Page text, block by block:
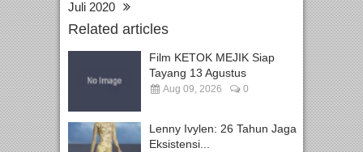
Juli 2020
Related articles
Film KETOK MEJIK Siap
Tayang 13 Agustus
Aug 09, 2026 0
Lenny Ivylen: 26 Tahun Jaga
Eksistensi...